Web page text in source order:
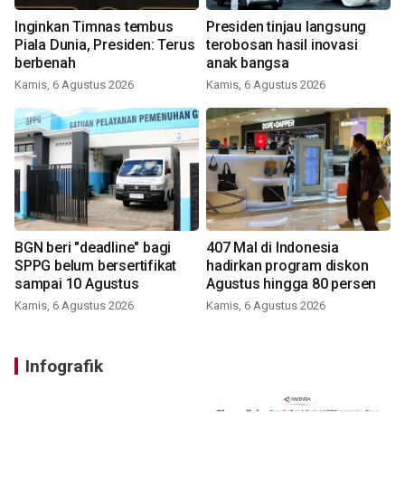
Inginkan Timnas tembus
Piala Dunia, Presiden: Terus
berbenah
Kamis, 6 Agustus 2026
Presiden tinjau langsung
terobosan hasil inovasi
anak bangsa
Kamis, 6 Agustus 2026
BGN beri "deadline" bagi
SPPG belum bersertifikat
sampai 10 Agustus
Kamis, 6 Agustus 2026
407 Mal di Indonesia
hadirkan program diskon
Agustus hingga 80 persen
Kamis, 6 Agustus 2026
Infografik